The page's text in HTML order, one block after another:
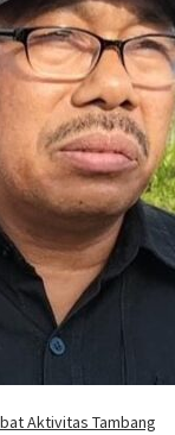
Aktivitas Tambang